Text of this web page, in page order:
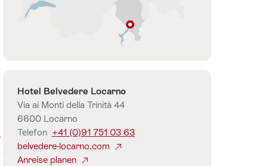
Muralto
Kontakt
Hotel Belvedere Locarno
Via ai Monti della Trinità 44
6600 Locarno
Telefon +41 (0)91 751 03 63
belvedere-locarno.com
Anreise planen